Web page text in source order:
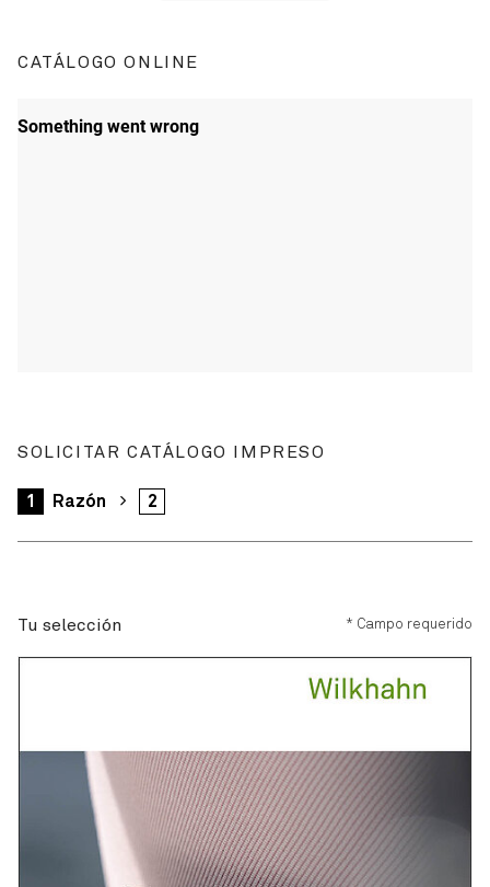
CATÁLOGO ONLINE
SOLICITAR CATÁLOGO IMPRESO
1 Razón 2
Tu selección * Campo requerido